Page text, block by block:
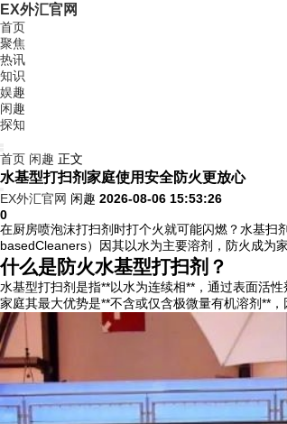
EX外汇官网
首页
聚焦
热讯
知识
娱趣
闲趣
探知
首页 闲趣 正文
水基型打扫剂家庭使用安全防火更放心
EX外汇官网 闲趣 2026-08-06 15:53:26
0
在厨房喷泡沫打扫剂时打个火就可能闪燃？水基扫
basedCleaners）因其以水为主要溶剂，防火成
什么是防火水基型打扫剂？
水基型打扫剂是指**以水为连续相**，通过表面活
家庭其最大优势是**不含或仅含极微量有机溶剂**